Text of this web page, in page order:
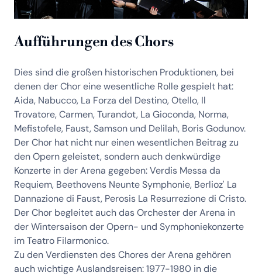
Aufführungen des Chors
Dies sind die großen historischen Produktionen, bei
denen der Chor eine wesentliche Rolle gespielt hat:
Aida, Nabucco, La Forza del Destino, Otello, Il
Trovatore, Carmen, Turandot, La Gioconda, Norma,
Mefistofele, Faust, Samson und Delilah, Boris Godunov.
Der Chor hat nicht nur einen wesentlichen Beitrag zu
den Opern geleistet, sondern auch denkwürdige
Konzerte in der Arena gegeben: Verdis Messa da
Requiem, Beethovens Neunte Symphonie, Berlioz' La
Dannazione di Faust, Perosis La Resurrezione di Cristo.
Der Chor begleitet auch das Orchester der Arena in
der Wintersaison der Opern- und Symphoniekonzerte
im Teatro Filarmonico.
Zu den Verdiensten des Chores der Arena gehören
auch wichtige Auslandsreisen: 1977-1980 in die